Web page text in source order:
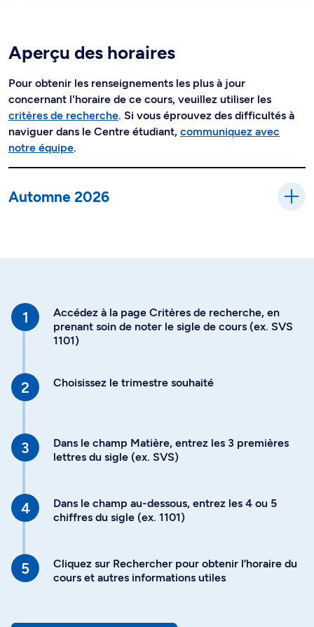
Aperçu des horaires
Pour obtenir les renseignements les plus à jour
concernant l'horaire de ce cours, veuillez utiliser les
critères de recherche. Si vous éprouvez des difficultés à
naviguer dans le Centre étudiant, communiquez avec
notre équipe.
Automne 2026
Accédez à la page Critères de recherche, en
prenant soin de noter le sigle de cours (ex. SVS
1101)
Choisissez le trimestre souhaité
Dans le champ Matière, entrez les 3 premières
lettres du sigle (ex. SVS)
Dans le champ au-dessous, entrez les 4 ou 5
chiffres du sigle (ex. 1101)
Cliquez sur Rechercher pour obtenir l’horaire du
cours et autres informations utiles